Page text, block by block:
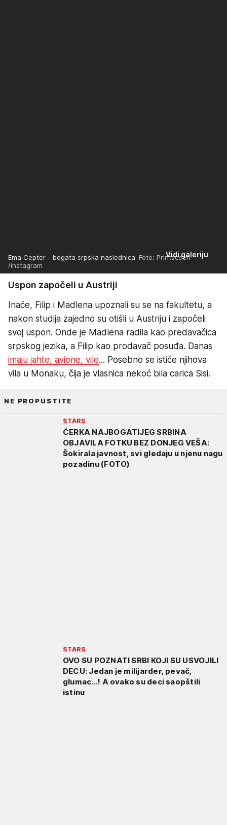
Vidi galeriju
Ema Cepter - bogata srpska naslednica Foto: Printsceen
/instagram
Uspon započeli u Austriji
Inače, Filip i Madlena upoznali su se na fakultetu, a
nakon studija zajedno su otišli u Austriju i započeli
svoj uspon. Onde je Madlena radila kao predavačica
srpskog jezika, a Filip kao prodavač posuđa. Danas
imaju jahte, avione, vile... Posebno se ističe njihova
vila u Monaku, čija je vlasnica nekoć bila carica Sisi.
NE PROPUSTITE
STARS
ĆERKA NAJBOGATIJEG SRBINA
OBJAVILA FOTKU BEZ DONJEG VEŠA:
Šokirala javnost, svi gledaju u njenu nagu
pozadinu (FOTO)
STARS
OVO SU POZNATI SRBI KOJI SU USVOJILI
DECU: Jedan je milijarder, pevač,
glumac...! A ovako su deci saopštili
istinu